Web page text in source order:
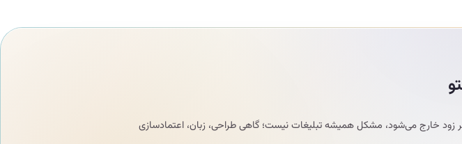
زود خارج می‌شود، مشکل همیشه تبلیغات نیست؛ گاهی طراحی، زبان، اعتمادسازی